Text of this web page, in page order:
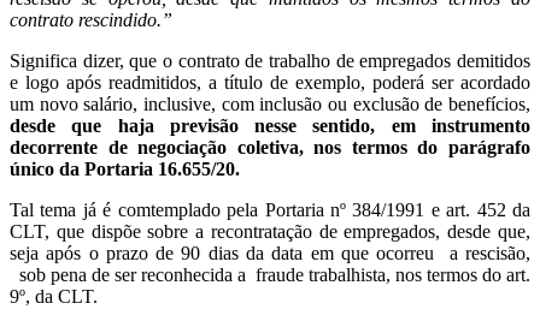
contrato rescindido.”
Significa dizer, que o contrato de trabalho de empregados demitidos
e logo após readmitidos, a título de exemplo, poderá ser acordado
um novo salário, inclusive, com inclusão ou exclusão de benefícios,
desde que haja previsão nesse sentido, em instrumento
decorrente de negociação coletiva, nos termos do parágrafo
único da Portaria 16.655/20.
Tal tema já é comtemplado pela Portaria nº 384/1991 e art. 452 da
CLT, que dispõe sobre a recontratação de empregados, desde que,
seja após o prazo de 90 dias da data em que ocorreu a rescisão,
sob pena de ser reconhecida a fraude trabalhista, nos termos do art.
9º, da CLT.